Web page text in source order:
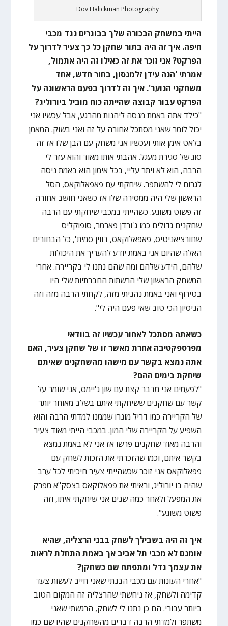
Dov Halickman Photography
הייתי במשחק הבכורה שלך בבוגרים נגד מכבי
חיפה. איך זה היה בתור שחקן כל כך צעיר לדרוך על
הפרקט? אני זוכר את זה כאילו זה היה אתמול,
אמרתי 'הנה עידן זלמנסון, בחור חדש, אחד
משחקני הנוער'. איך זה לדרוך בפעם הראשונה על
הפרקט עבור קבוצה שהייתה כוח מוביל ביורוליג?
"כילד אתה באמת מנסה ליהנות מהרגע, אבל עכשיו אני
יכול לומר שאני מסתכל אחורה על זה ואני בשוק. המאמן
בלאט אימן אותי ועכשיו אני משחק עם הבן שלו אז זה
סוג של סגירת מעגל. אהבתי אותו מאוד והוא עזר לי
הרבה, הוא לא ויתר עליי, בכל אימון הוא באמת ניסה
לגרום לי להשתפר. שיחקתי עם פאפאלוקאס, הסל
הראשון שלי היה ממסירה שלו אז כשאני חושב אחורה
זה פשוט משוגע. כשהייתי במכבי שיחקתי עם הרבה
שחקנים גדולים כמו ג'ורדן פארמר, סופוקליס
שחורציאניטיס, פאפאלוקאס, דווין סמית', כל הבחורים
האלה שהיום אני באמת יודע להעריך את היכולות
שלהם, הידע שלהם ומה שהם נתנו לי בקריירה. אחרי
המשחק הראשון שלי הרשתות החברתיות שלי היו
בטירוף ואני באמת נהניתי מזה, לקחתי הרבה מזה וזה
הניסיון הכי טוב שאי פעם היה לי".
כשאתה מסתכל לאחור עכשיו זה בוודאי
מפרספקטיבה אחרת מאשר זו של שחקן צעיר, האם
אתה נמצא בקשר עם מישהו מהשחקנים שאיתם
שיחקת בימים ההם?
"לפעמים אני מדבר קצת עם שון ג'יימס, אני שומר על
קשר עם שחקנים ששיחקתי איתם בשלב מאוחר יותר
של הקריירה כמו דריל מונרו שממנו למדתי הרבה והוא
השפיע על הקריירה שלי המון. במכבי הייתי מאוד צעיר
והרבה מאוד שחקנים פרשו אז אני לא באמת נמצא
בקשר איתם, וכמו שהזכרתי את הזכות לשחק עם
פפאלוקאס אני זוכר שכשהייתי צעיר חיכיתי לכל ערב
שהיה בו יורוליג, וראיתי את פפאלוקאס בצסק"א מפרק
את המפעל ולאחר כמה שנים אני שיחקתי איתו, וזה
פשוט משוגע".
איך זה היה בשבילך לשחק בבני הרצליה, שהיא
אומנם לא מכבי תל אביב אך באמת התחלת לראות
את עצמך גדל ומתפתח שם כשחקן?
"אחרי העונות עם מכבי הבנתי שאני חייב לעשות צעד
קדימה ולשחק, אז ניחשתי שהרצליה זה המקום הטוב
ביותר עבורי. הם כן נתנו לי לשחק, הרגשתי שאני
משתפר ולמדתי הרבה דברים מהשחקנים שהיו שם כמו